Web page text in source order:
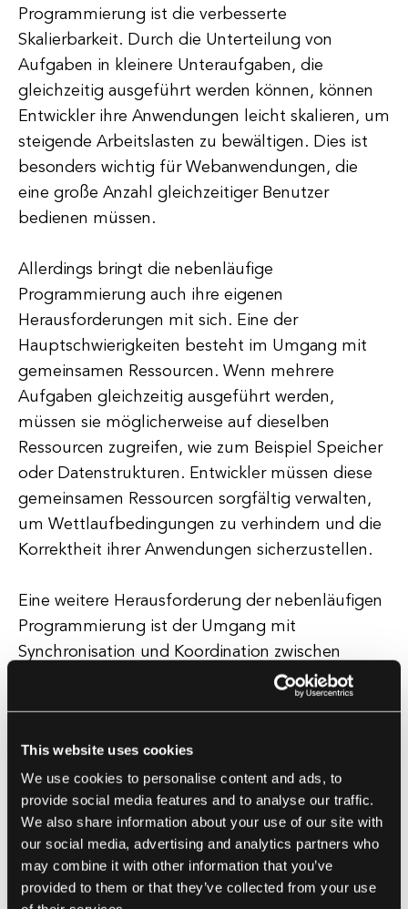
This website uses cookies
We use cookies to personalise content and ads, to
provide social media features and to analyse our traffic.
We also share information about your use of our site with
our social media, advertising and analytics partners who
may combine it with other information that you’ve
provided to them or that they’ve collected from your use
Programmierung ist die verbesserte
Skalierbarkeit. Durch die Unterteilung von
Aufgaben in kleinere Unteraufgaben, die
gleichzeitig ausgeführt werden können, können
Entwickler ihre Anwendungen leicht skalieren, um
steigende Arbeitslasten zu bewältigen. Dies ist
besonders wichtig für Webanwendungen, die
eine große Anzahl gleichzeitiger Benutzer
bedienen müssen.
Allerdings bringt die nebenläufige
Programmierung auch ihre eigenen
Herausforderungen mit sich. Eine der
Hauptschwierigkeiten besteht im Umgang mit
gemeinsamen Ressourcen. Wenn mehrere
Aufgaben gleichzeitig ausgeführt werden,
müssen sie möglicherweise auf dieselben
Ressourcen zugreifen, wie zum Beispiel Speicher
oder Datenstrukturen. Entwickler müssen diese
gemeinsamen Ressourcen sorgfältig verwalten,
um Wettlaufbedingungen zu verhindern und die
Korrektheit ihrer Anwendungen sicherzustellen.
Eine weitere Herausforderung der nebenläufigen
Programmierung ist der Umgang mit
Synchronisation und Koordination zwischen
Aufgaben. Entwickler müssen sicherstellen, dass
Aufgaben ordnungsgemäß synchronisiert und
die korrekte Ausführung ihrer Anwendungen zu
gewährleisten. Dies kann besonders
herausfordernd in komplexen Anwendungen mit
mehreren gleichzeitigen Aufgaben sein.
Trotz dieser Herausforderungen ist nebenläufige